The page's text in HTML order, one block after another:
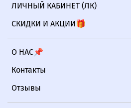
ЛИЧНЫЙ КАБИНЕТ (ЛК)
СКИДКИ И АКЦИИ🎁
О НАС📌
Контакты
Отзывы